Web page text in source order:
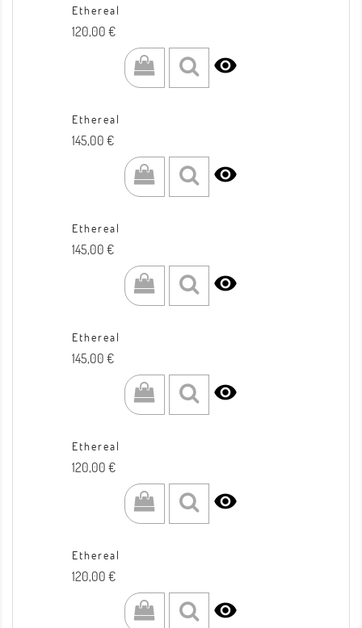
Ethereal
Prezzo
120,00 €

Ethereal
Prezzo
145,00 €

Ethereal
Prezzo
145,00 €

Ethereal
Prezzo
145,00 €

Ethereal
Prezzo
120,00 €

Ethereal
Prezzo
120,00 €
